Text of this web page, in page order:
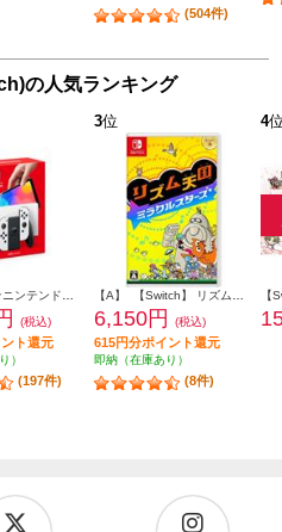
(504件)
の人気ランキング
(税込)
ト還元
）
(197件)
3位
6,150円 (税込)
615円分ポイント還元
即納（在庫あり）
(8件)
4